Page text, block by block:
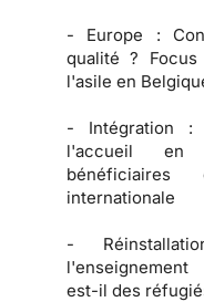
- Europe :
qualité ?
l'asile en
- Intégration :
l'accueil en
bénéficiaires
internationale
-
est-il des